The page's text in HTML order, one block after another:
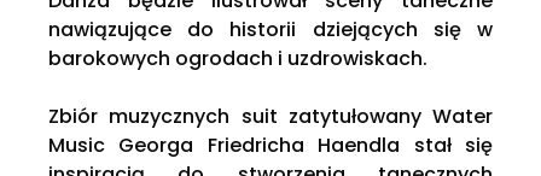
nawiązujące do historii dziejących się w
barokowych ogrodach i uzdrowiskach.
Zbiór muzycznych suit zatytułowany Water
Music Georga Friedricha Haendla stał się